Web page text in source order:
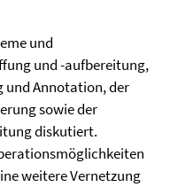
und
und -aufbereitung,
und Annotation, der
sowie der
diskutiert.
weitere Vernetzung